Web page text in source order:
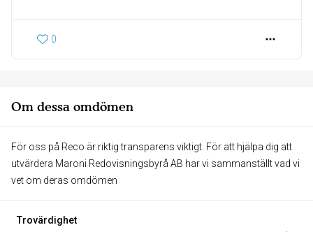
Om dessa omdömen
För oss på Reco är riktig transparens viktigt. För att hjälpa dig att
utvärdera Maroni Redovisningsbyrå AB har vi sammanställt vad vi
vet om deras omdömen
Trovärdighet
0